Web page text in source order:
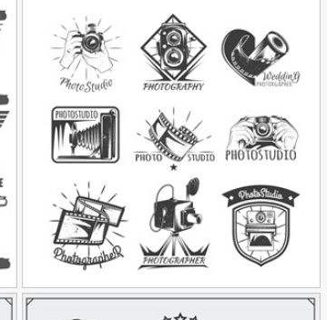
طرح موکاپ لوگو به همراه دست